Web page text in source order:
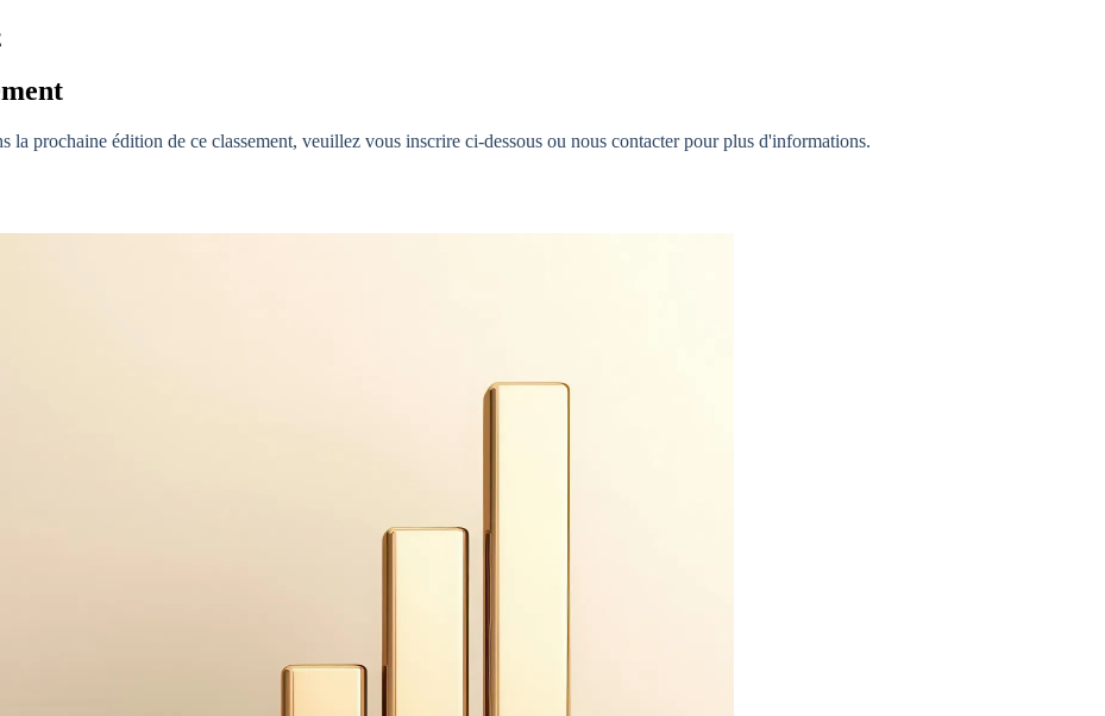
la prochaine édition de ce classement, veuillez vous inscrire ci-dessous ou nous contacter pour plus d'informations.